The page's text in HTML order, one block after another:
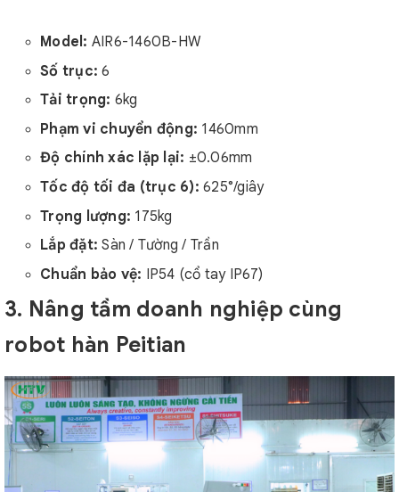
Model: AIR6-1460B-HW
Số trục: 6
Tải trọng: 6kg
Phạm vi chuyển động: 1460mm
Độ chính xác lặp lại: ±0.06mm
Tốc độ tối đa (trục 6): 625°/giây
Trọng lượng: 175kg
Lắp đặt: Sàn / Tường / Trần
Chuẩn bảo vệ: IP54 (cổ tay IP67)
3. Nâng tầm doanh nghiệp cùng
robot hàn Peitian